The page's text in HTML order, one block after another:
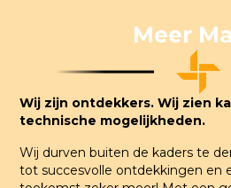
Meer
Wij zijn ontdekkers. Wij zien
technische mogelijkheden.
Wij durven buiten de kaders te
tot succesvolle ontdekkingen en